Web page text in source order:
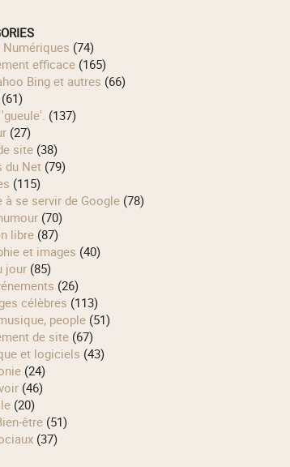
Numériques (74)
efficace(165)
Bing et autres (66)
'gueule'. (137)
(27)
site(38)
du Net(79)
(115)
à se servir de Google(78)
(70)
libre(87)
et images (40)
jour(85)
(26)
célèbres (113)
musique, people(51)
de site(67)
et logiciels (43)
(24)
(46)
(20)
être(51)
(37)